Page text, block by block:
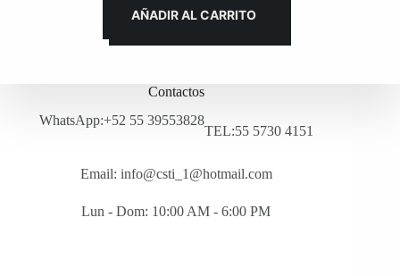
AÑADIR AL CARRITO
Contactos
WhatsApp:+52 55 39553828
TEL:55 5730 4151
Email: info@csti_1@hotmail.com
Lun - Dom: 10:00 AM - 6:00 PM